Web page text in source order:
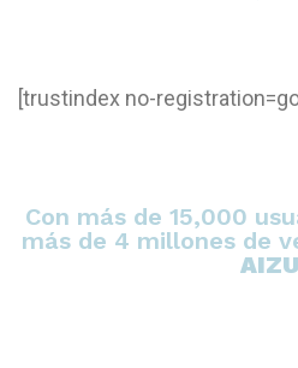
[trustindex no-
Con más de 15,000
más de 4 millones de
AIZU